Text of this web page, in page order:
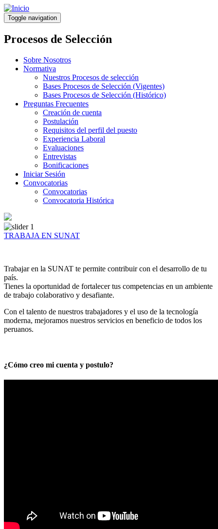
Pasar
al
contenido
principal
Toggle navigation
Procesos de Selección
Sobre Nosotros
Normativa
Nuestros Procesos de selección
Bases Procesos de Selección (Vigentes)
Bases Procesos de Selección (Histórico)
Preguntas Frecuentes
Creación de cuenta
Postulación
Requisitos del perfil del puesto
Experiencia Laboral
Evaluaciones
Entrevistas
Bonificaciones
Iniciar Sesión
Convocatorias
Convocatorias
Convocatoria Histórica
TRABAJA EN SUNAT
Trabajar en la SUNAT te permite contribuir con el desarrollo de tu
país.
Tienes la oportunidad de fortalecer tus competencias en un ambiente
de trabajo colaborativo y desafiante.
Con el talento de nuestros trabajadores y el uso de la tecnología
moderna, mejoramos nuestros servicios en beneficio de todos los
peruanos.
¿Cómo creo mi cuenta y postulo?